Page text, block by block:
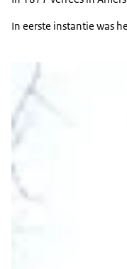
In eerste instantie was